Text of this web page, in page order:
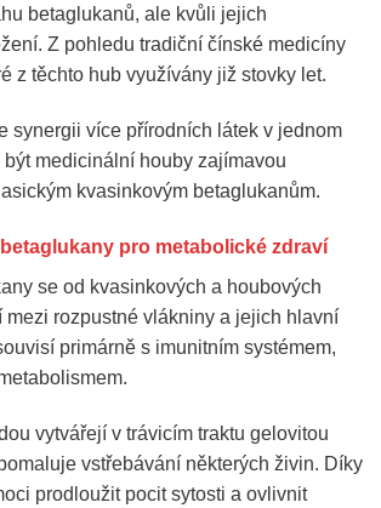
betaglukanů, ale kvůli jejich
Z pohledu tradiční čínské medicíny
z těchto hub využívány již stovky let.
synergii více přírodních látek v jednom
být medicinální houby zajímavou
kvasinkovým betaglukanům.
pro metabolické zdraví
se od kvasinkových a houbových
mezi rozpustné vlákniny a jejich hlavní
primárně s imunitním systémem,
vytvářejí v trávicím traktu gelovitou
vstřebávání některých živin. Díky
prodloužit pocit sytosti a ovlivnit